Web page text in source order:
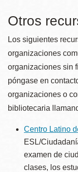
Otros
Los siguientes
organizaciones
organizaciones sin
póngase en
organizaciones o
bibliotecaria
Centro Latino
ESL/
examen de
clases, los